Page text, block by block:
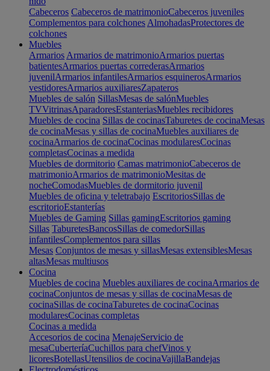
Cabeceros Cabeceros de matrimonioCabeceros juveniles
Complementos para colchones AlmohadasProtectores de
colchones
Muebles
Armarios Armarios de matrimonioArmarios puertas
batientesArmarios puertas correderasArmarios
juvenilArmarios infantilesArmarios esquinerosArmarios
vestidoresArmarios auxiliaresZapateros
Muebles de salón SillasMesas de salónMuebles
TVVitrinasAparadoresEstanteriasMuebles recibidores
Muebles de cocina Sillas de cocinasTaburetes de cocinaMesas
de cocinaMesas y sillas de cocinaMuebles auxiliares de
cocinaArmarios de cocinaCocinas modularesCocinas
completasCocinas a medida
Muebles de dormitorio Camas matrimonioCabeceros de
matrimonioArmarios de matrimonioMesitas de
nocheComodasMuebles de dormitorio juvenil
Muebles de oficina y teletrabajo EscritoriosSillas de
escritorioEstanterías
Muebles de Gaming Sillas gamingEscritorios gaming
Sillas TaburetesBancosSillas de comedorSillas
infantilesComplementos para sillas
Mesas Conjuntos de mesas y sillasMesas extensiblesMesas
altasMesas multiusos
Cocina
Muebles de cocina Muebles auxiliares de cocinaArmarios de
cocinaConjuntos de mesas y sillas de cocinaMesas de
cocinaSillas de cocinaTaburetes de cocinaCocinas
modularesCocinas completas
Cocinas a medida
Accesorios de cocina MenajeServicio de
mesaCuberteríaCuchillos para chefVinos y
licoresBotellasUtensilios de cocinaVajillaBandejas